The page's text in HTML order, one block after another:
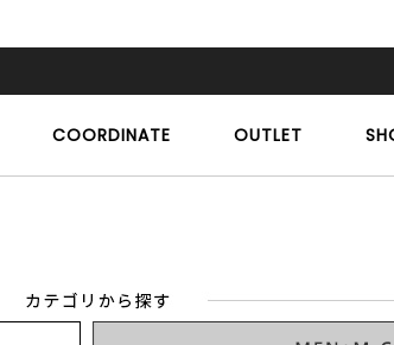
COORDINATE OUTLET